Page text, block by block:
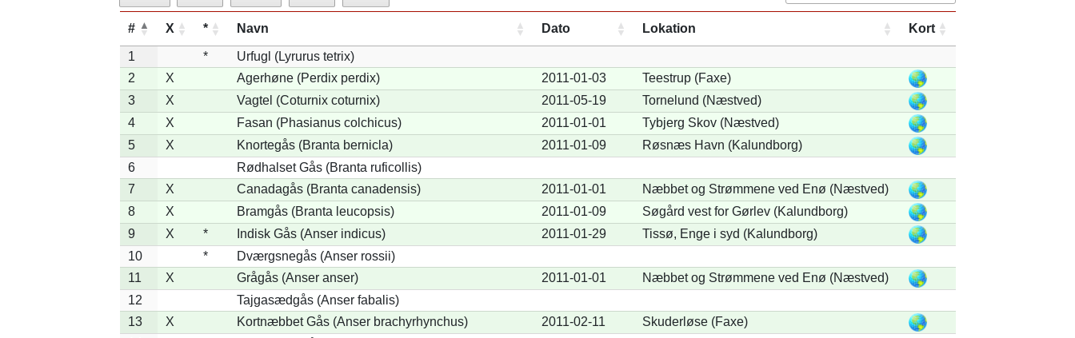
# X * Navn Dato Lokation Kort
1 *
Urfugl (Lyrurus tetrix)
2
X Agerhøne (Perdix perdix) 2011-01-03
Teestrup (Faxe)
3
X Vagtel (Coturnix coturnix) 2011-05-19
Tornelund (Næstved)
4
X Fasan (Phasianus colchicus) 2011-01-01
Tybjerg Skov (Næstved)
5
X Knortegås (Branta bernicla) 2011-01-09
Røsnæs Havn (Kalundborg)
6
Rødhalset Gås (Branta ruficollis)
7
X Canadagås (Branta canadensis) 2011-01-01
Næbbet og Strømmene ved Enø (Næstved)
8
X Bramgås (Branta leucopsis) 2011-01-09
Søgård vest for Gørlev (Kalundborg)
9
X * Indisk Gås (Anser indicus) 2011-01-29
Tissø, Enge i syd (Kalundborg)
10
*
Dværgsnegås (Anser rossii)
11
X Grågås (Anser anser) 2011-01-01
Næbbet og Strømmene ved Enø (Næstved)
12
Tajgasædgås (Anser fabalis)
13
X Kortnæbbet Gås (Anser brachyrhynchus) 2011-02-11
Skuderløse (Faxe)